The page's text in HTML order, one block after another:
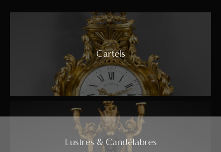
Cartels
Lustres & Candélabres